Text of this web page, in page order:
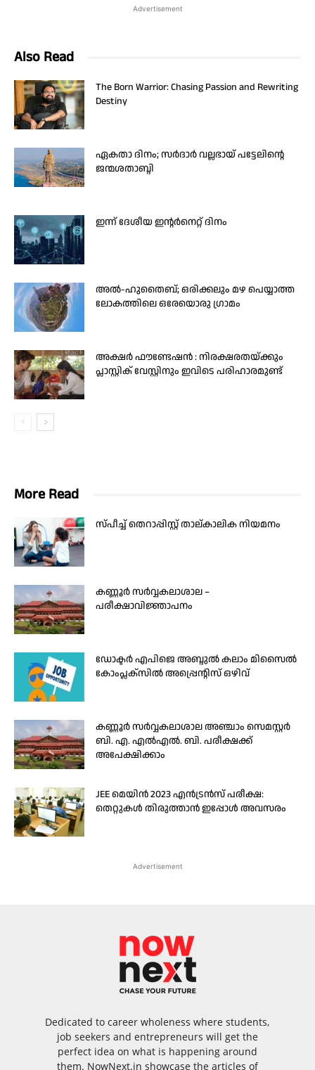
Advertisement
Also Read
The Born Warrior: Chasing Passion and Rewriting
Destiny
ഏകതാ ദിനം; സർദാർ വല്ലഭായ് പട്ടേലിന്റെ
ജന്മശതാബ്ദി
ഇന്ന് ദേശീയ ഇന്റർനെറ്റ് ദിനം
അൽ-ഹുതൈബ്; ഒരിക്കലും മഴ പെയ്യാത്ത
ലോകത്തിലെ ഒരേയൊരു ഗ്രാമം
അക്ഷർ ഫൗണ്ടേഷൻ : നിരക്ഷരതയ്ക്കും
പ്ലാസ്റ്റിക് വേസ്റ്റിനും ഇവിടെ പരിഹാരമുണ്ട്
More Read
സ്പീച്ച് തെറാപ്പിസ്റ്റ് താല്കാലിക നിയമനം
കണ്ണൂർ സർവ്വകലാശാല –
പരീക്ഷാവിജ്ഞാപനം
ഡോക്ടർ എപിജെ അബ്ദുൽ കലാം മിസൈൽ
കോംപ്ലക്സിൽ അപ്പ്രെന്റിസ് ഒഴിവ്
കണ്ണൂർ സർവ്വകലാശാല അഞ്ചാം സെമസ്റ്റർ
ബി. എ. എൽഎൽ. ബി. പരീക്ഷക്ക്
അപേക്ഷിക്കാം
JEE മെയിൻ 2023 എൻട്രൻസ് പരീക്ഷ:
തെറ്റുകൾ തിരുത്താൻ ഇപ്പോൾ അവസരം
Advertisement
Dedicated to career wholeness where students,
job seekers and entrepreneurs will get the
perfect idea on what is happening around
them. NowNext.in showcase the articles of